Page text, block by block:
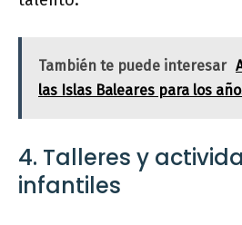
También te puede interesar
las Islas Baleares para los
4. Talleres y
infantiles